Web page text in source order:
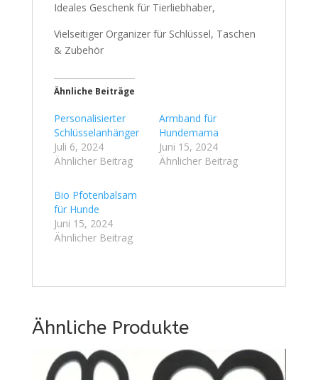
Ideales Geschenk für Tierliebhaber,
Vielseitiger Organizer für Schlüssel, Taschen
& Zubehör
Ähnliche Beiträge
Personalisierter
Schlüsselanhänger
Juli 6, 2024
Ähnlicher Beitrag
Armband für
Hundemama
Juni 15, 2024
Ähnlicher Beitrag
Bio Pfotenbalsam
für Hunde
Juni 15, 2024
Ähnlicher Beitrag
Ähnliche Produkte